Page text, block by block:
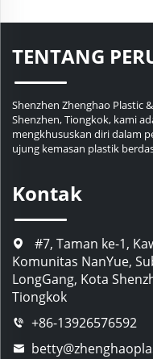
TENTANG
Shenzhen Zhenghao Plastic
Shenzhen, Tiongkok, kami
mengkhususkan diri dalam
ujung kemasan plastik
Kontak
#7, Taman ke-1,
Komunitas NanYue,
LongGang, Kota
Tiongkok
+86-13926576592